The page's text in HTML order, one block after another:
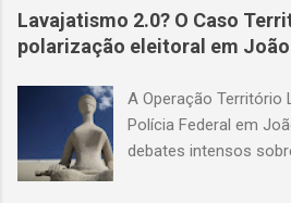
Lavajatismo 2.0? O Caso
polarização eleitoral em João
A Operação Território
Polícia Federal em
debates intensos